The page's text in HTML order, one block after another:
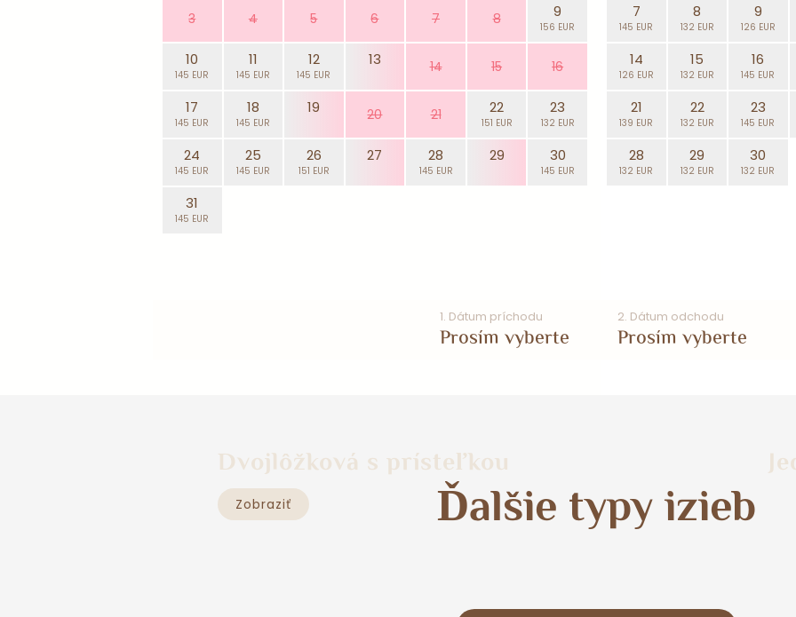
3 4 5 6 7 8 9
156 EUR
10
145 EUR
11
145 EUR
12
145 EUR
13 14 15 16
17
145 EUR
18
145 EUR
19 20 21 22
151 EUR
23
132 EUR
24
145 EUR
25
145 EUR
26
151 EUR
27 28
145 EUR
29 30
145 EUR
31
145 EUR
7
145 EUR
8
132 EUR
9
126 EUR
14
126 EUR
15
132 EUR
16
145 EUR
21
139 EUR
22
132 EUR
23
145 EUR
28
132 EUR
29
132 EUR
30
132 EUR
1. Dátum príchodu
Prosím vyberte
2. Dátum odchodu
Prosím vyberte
Ďalšie typy izieb
Dvojlôžková s prísteľkou
Zobraziť